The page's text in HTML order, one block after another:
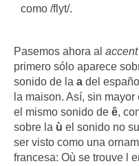
como /flyt/.
Pasemos ahora al
primero sólo aparece
sonido de la a del
la maison. Así, sin
el mismo sonido de ê,
sobre la ù el sonido no
ser visto como una
francesa: Où se trouve l